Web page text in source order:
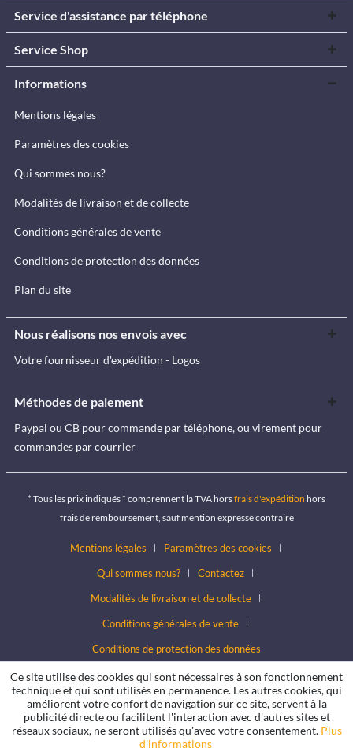
Service d'assistance par téléphone
Service Shop
Informations
Mentions légales
Paramètres des cookies
Qui sommes nous?
Modalités de livraison et de collecte
Conditions générales de vente
Conditions de protection des données
Plan du site
Nous réalisons nos envois avec
Votre fournisseur d'expédition - Logos
Méthodes de paiement
Paypal ou CB pour commande par téléphone, ou virement pour
commandes par courrier
* Tous les prix indiqués * comprennent la TVA horsfrais d'expédition hors
frais de remboursement, sauf mention expresse contraire
Mentions légales
Paramètres des cookies
Qui sommes nous?
Contactez
Modalités de livraison et de collecte
Conditions générales de vente
Conditions de protection des données
Ce site utilise des cookies qui sont nécessaires à son fonctionnement
technique et qui sont utilisés en permanence. Les autres cookies, qui
améliorent votre confort de navigation sur ce site, servent à la
publicité directe ou facilitent l'interaction avec d'autres sites et
réseaux sociaux, ne seront utilisés qu'avec votre consentement. Plus
d'informations